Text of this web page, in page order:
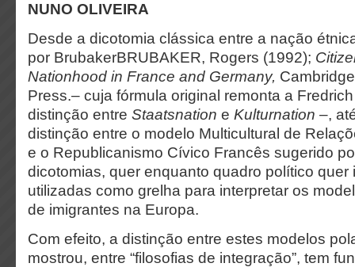
NUNO OLIVEIRA
Desde a dicotomia clássica entre a nação
por BrubakerBRUBAKER, Rogers (1992);
Nationhood in France and Germany,
Press.– cuja fórmula original remonta a
distinção entre Staatsnation e Kulturnation –,
distinção entre o modelo Multicultural de
e o Republicanismo Cívico Francês sugerido
dicotomias, quer enquanto quadro político quer
utilizadas como grelha para interpretar os
de imigrantes na Europa.
Com efeito, a distinção entre estes modelos
mostrou, entre “filosofias de integração”, tem